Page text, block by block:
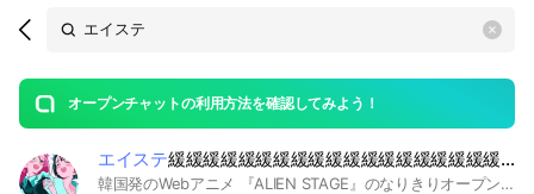
Search
OpenChats
messages
search
area
オープンチャットの利用方法を確認してみよう！
open
エイステ緩緩緩緩緩緩緩緩緩緩緩緩緩緩緩緩緩緩緩緩緩緩緩緩緩也
韓国発のWebアニメ 『ALIEN STAGE』のなりきりオープンチャットです。 何でもアリです。 パスワードは 1234 です。 嘘です。パスワードはありません。 好きなカプ選んでください。 #エイリアンステージ #エイステ #なりきり #也 #緩也 #ALIENSTAGE #ミジ #スア #ティル #イヴァン #ルカ #ヒョナ #MIZI #SUA #TILL #IVAN #LUKA #HYUNA